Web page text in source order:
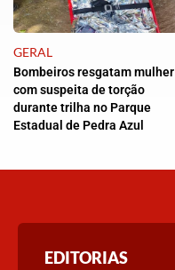
GERAL
Bombeiros resgatam mulher
com suspeita de torção
durante trilha no Parque
Estadual de Pedra Azul
EDITORIAS